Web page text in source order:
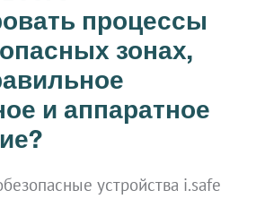
процессы
зонах,
и аппаратное
устройства i.safe